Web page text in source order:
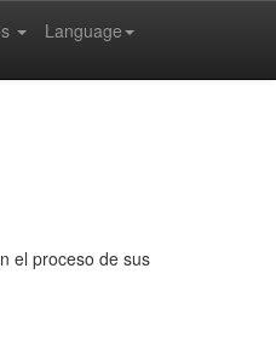
Language
el proceso de sus